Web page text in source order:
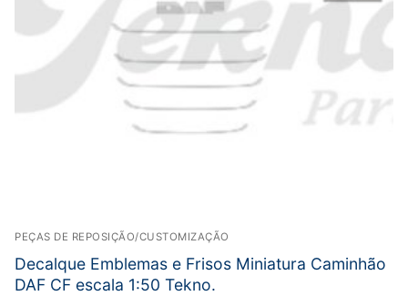
PEÇAS DE REPOSIÇÃO/CUSTOMIZAÇÃO
Decalque Emblemas e Frisos Miniatura Caminhão
DAF CF escala 1:50 Tekno.